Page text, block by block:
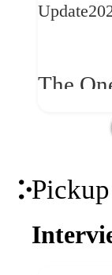
望
Update
The
エイ
「体